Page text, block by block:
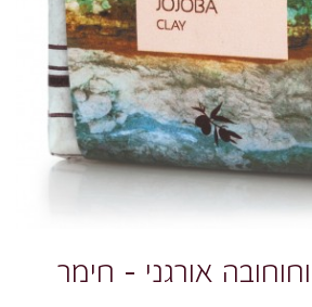
אורגני – חימר